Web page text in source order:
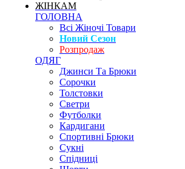
ЖІНКАМ
ГОЛОВНА
Всі Жіночі Товари
Новий Сезон
Розпродаж
ОДЯГ
Джинси Та Брюки
Сорочки
Толстовки
Светри
Футболки
Кардигани
Спортивні Брюки
Сукні
Спідниці